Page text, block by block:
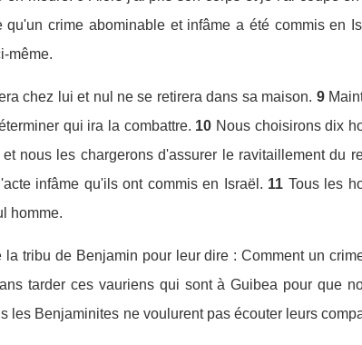
crime abominable et infâme a été commis en
même.
chez lui et nul ne se retirera dans sa maison. 9
qui ira la combattre. 10 Nous choisirons dix
nous les chargerons d'assurer le ravitaillement du
infâme qu'ils ont commis en Israël. 11 Tous les
homme.
tribu de Benjamin pour leur dire : Comment un
tarder ces vauriens qui sont à Guibea pour que
les Benjaminites ne voulurent pas écouter leurs